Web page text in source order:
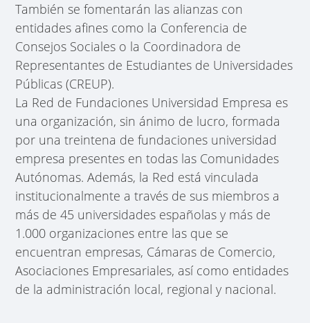
También se fomentarán las alianzas con
entidades afines como la Conferencia de
Consejos Sociales o la Coordinadora de
Representantes de Estudiantes de Universidades
Públicas (CREUP).
La Red de Fundaciones Universidad Empresa es
una organización, sin ánimo de lucro, formada
por una treintena de fundaciones universidad
empresa presentes en todas las Comunidades
Autónomas. Además, la Red está vinculada
institucionalmente a través de sus miembros a
más de 45 universidades españolas y más de
1.000 organizaciones entre las que se
encuentran empresas, Cámaras de Comercio,
Asociaciones Empresariales, así como entidades
de la administración local, regional y nacional.